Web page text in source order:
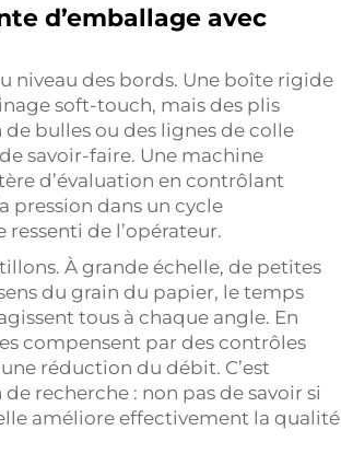
d’emballage avec
niveau des bords. Une boîte rigide
soft-touch, mais des plis
bulles ou des lignes de colle
savoir-faire. Une machine
d’évaluation en contrôlant
pression dans un cycle
de l’opérateur.
À grande échelle, de petites
du grain du papier, le temps
tous à chaque angle. En
compensent par des contrôles
réduction du débit. C’est
recherche : non pas de savoir si
améliore effectivement la qualité